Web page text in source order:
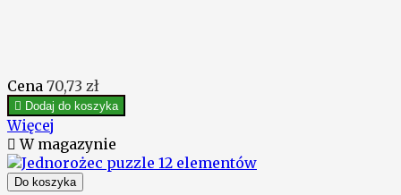
Cena 70,73 zł
 Dodaj do koszyka
Więcej
 W magazynie
Do koszyka